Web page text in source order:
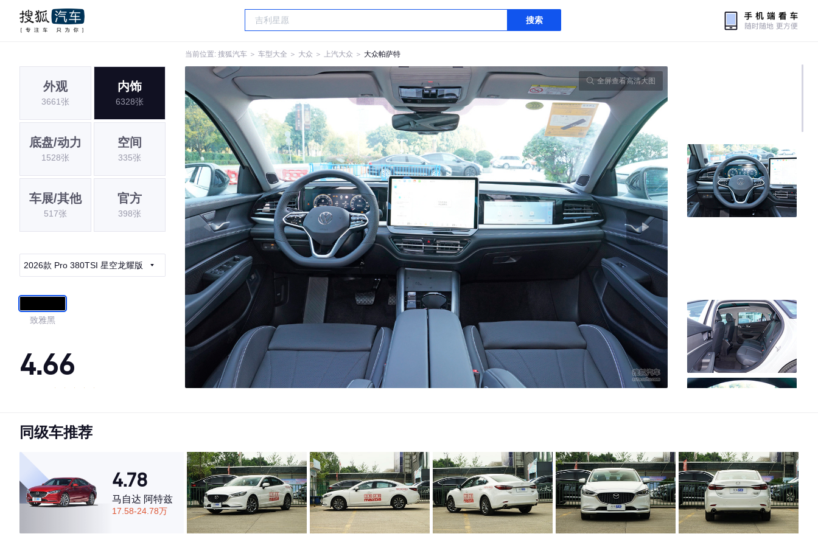
搜索
当前位置: 搜狐汽车 ＞ 车型大全 ＞ 大众 ＞ 上汽大众 ＞ 大众帕萨特
外观
3661张
内饰
6328张
底盘/动力
1528张
空间
335张
车展/其他
517张
官方
398张
2026款 Pro 380TSI 星空龙耀版
致雅黑
4.66
·内饰表现一般，低于63%同级车
·空间表现较为优秀，优于73%同级车
全屏查看高清大图
同级车推荐
4.78
马自达 阿特兹
17.58-24.78万